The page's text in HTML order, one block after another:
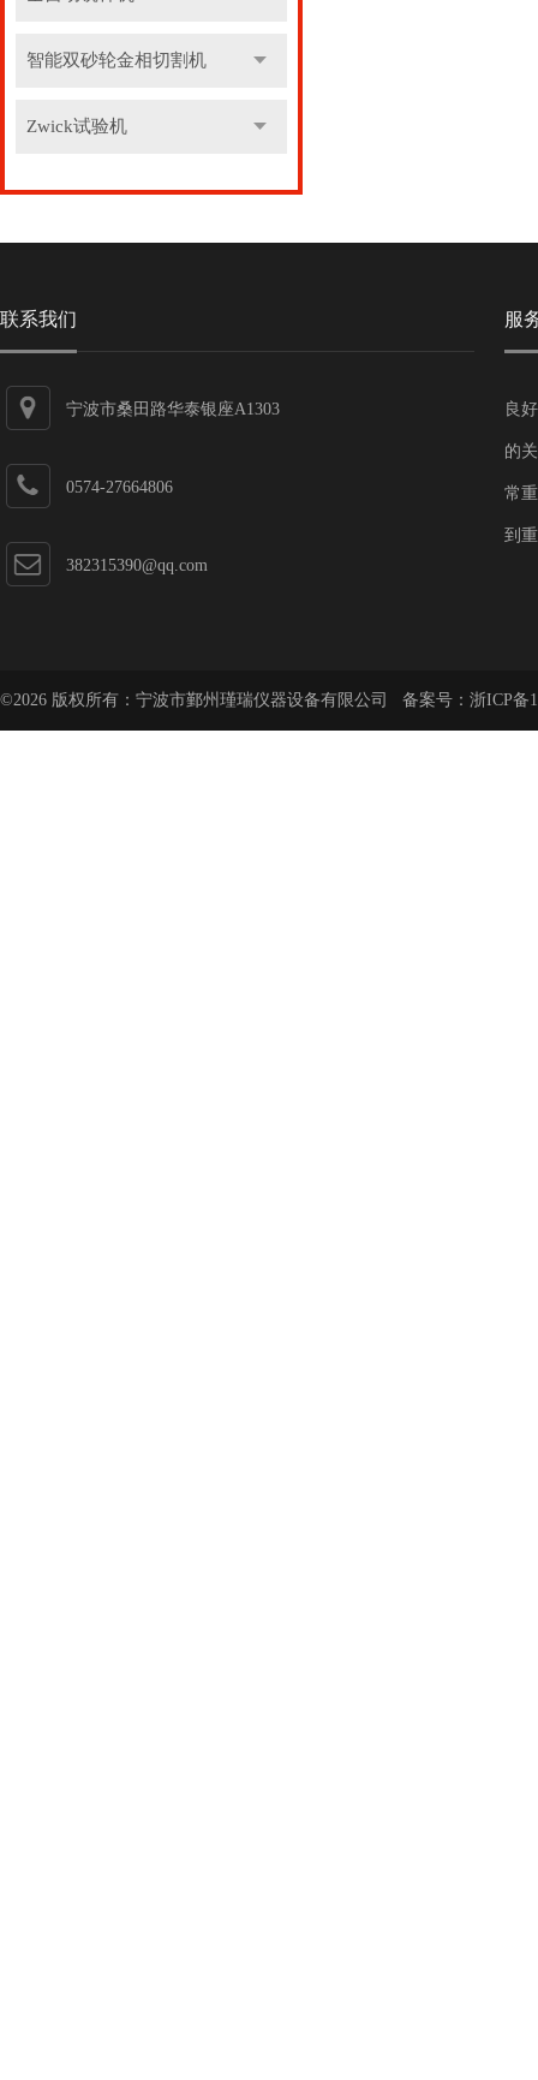
智能双砂轮金相切割机
Zwick试验机
联系我们
宁波市桑田路华泰银座A1303
0574-27664806
382315390@qq.com
服
良
的
常
到
©2026 版权所有：宁波市鄞州瑾瑞仪器设备有限公司 备案号： 浙ICP备